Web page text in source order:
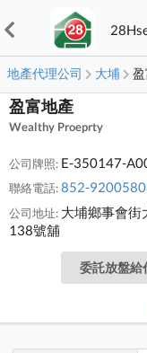
地產代理公司 大埔
盈富地產
Wealthy Proeprty
公司牌照:E-350147-
聯絡電話: 852-
公司地址:大埔鄉事會街
138號舖
委託放盤給